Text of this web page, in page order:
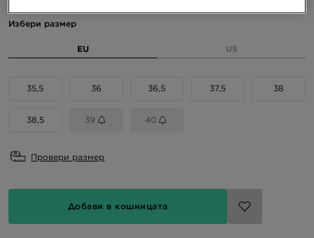
Избери размер
EU US
35,5 36 36,5 37,5 38
38,5 39 40
Провери размер
Добави в кошницата